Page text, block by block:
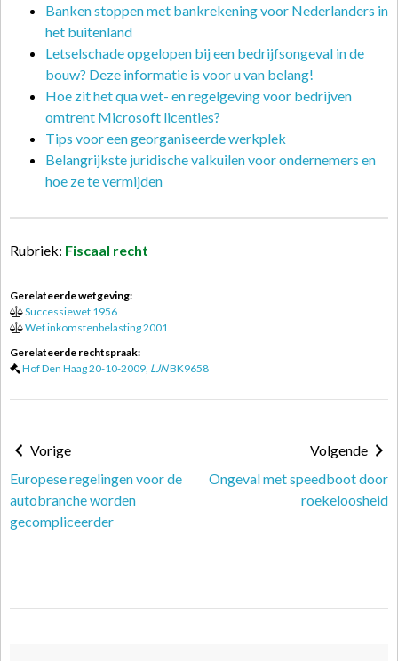
Banken stoppen met bankrekening voor Nederlanders in
het buitenland
Letselschade opgelopen bij een bedrijfsongeval in de
bouw? Deze informatie is voor u van belang!
Hoe zit het qua wet- en regelgeving voor bedrijven
omtrent Microsoft licenties?
Tips voor een georganiseerde werkplek
Belangrijkste juridische valkuilen voor ondernemers en
hoe ze te vermijden
Rubriek: Fiscaal recht
Gerelateerde wetgeving:
Successiewet 1956
Wet inkomstenbelasting 2001
Gerelateerde rechtspraak:
Hof Den Haag 20-10-2009, LJNBK9658
Vorige
Europese regelingen voor de
autobranche worden
gecompliceerder
Volgende
Ongeval met speedboot door
roekeloosheid